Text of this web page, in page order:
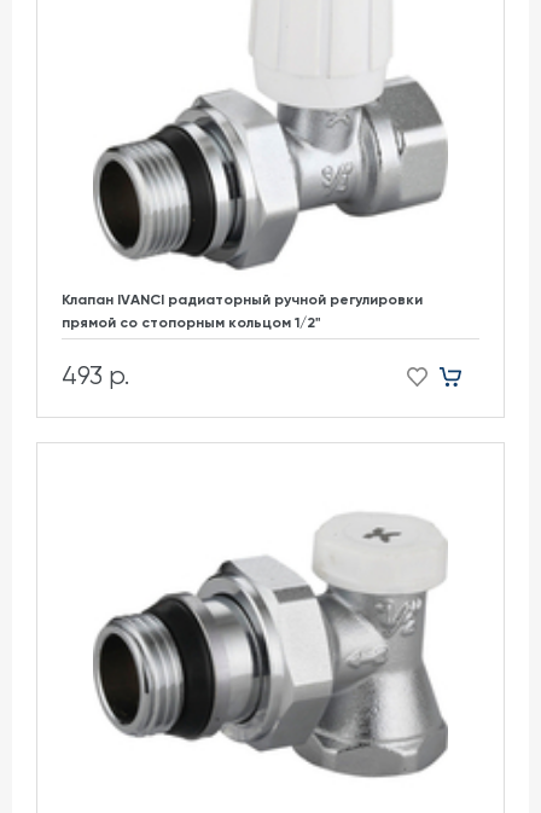
Клапан IVANCI радиаторный ручной регулировки
прямой со стопорным кольцом 1/2"
493 р.